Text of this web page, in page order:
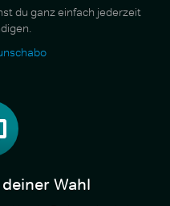
du ganz einfach jederzeit
Wahl